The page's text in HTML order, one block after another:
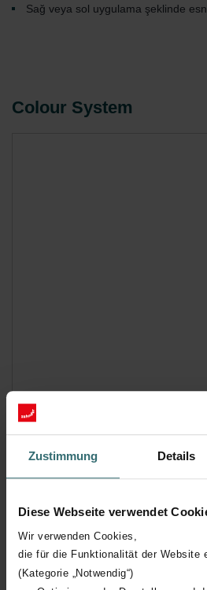
Zustimmung Details
Diese Webseite verwendet
Wir verwenden Cookies,
die für die Funktionalität der Website
(Kategorie „Notwendig“)
Sağ veya sol uygulama şeklinde
Colour System